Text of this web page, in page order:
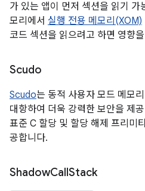
가 있는 앱이 먼저 섹션을 읽기 가
모리에서 실행 전용 메모리(XOM)
코드 섹션을 읽으려고 하면 영향
Scudo
Scudo는 동적 사용자 모드 메모
대항하여 더욱 강력한 보안을 제
표준 C 할당 및 할당 해제 프리미
공합니다.
ShadowCall Stack